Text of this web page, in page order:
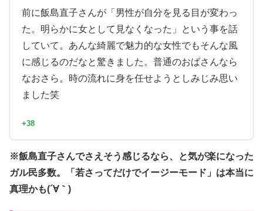
前に飯島直子さんが「男性が自分を見る目が変わっ
た。明らかに女として見なくなった」という事を話
していて。あんな綺麗で魅力的な女性でもそんな風
に感じるのだなと驚きました。普通のおばさんなら
なおさら。時の流れに身を任せようとしみじみ思い
ました笑
+38
※飯島直子さんでさえそう感じるなら、と気が楽になった
ガル民多数。「若さってだけでイージーモード」は本当に
真理かも(´∀｀)